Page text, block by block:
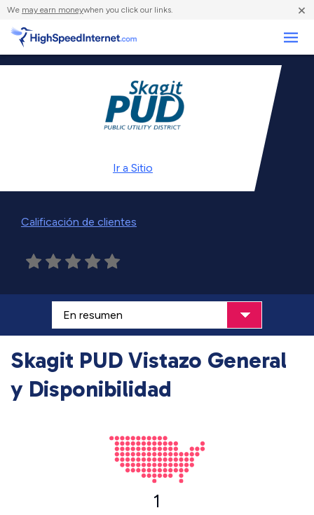
We may earn moneywhen you click our links. ×
Ir a Sitio
Calificación de clientes
Skagit PUD Vistazo General
y Disponibilidad
1